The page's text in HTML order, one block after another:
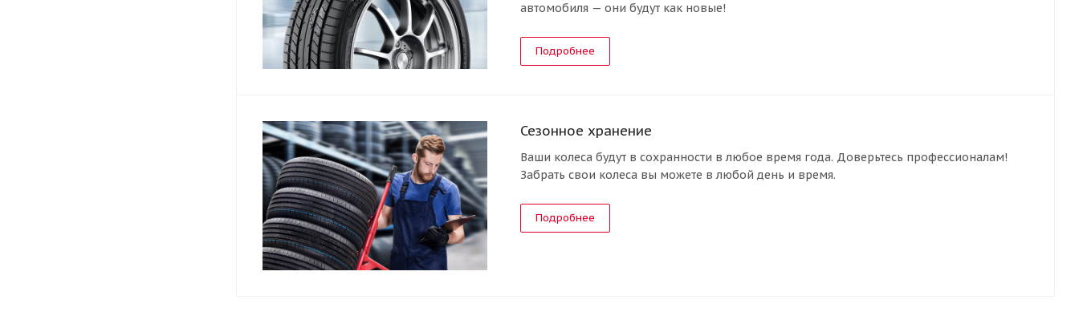
автомобиля — они будут как новые!
Подробнее
Сезонное хранение
Ваши колеса будут в сохранности в любое время года. Доверьтесь профессионалам!
Забрать свои колеса вы можете в любой день и время.
Подробнее